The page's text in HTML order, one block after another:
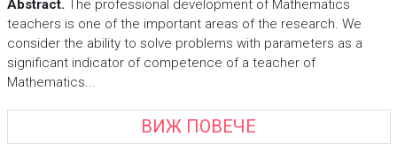
Abstract. The professional development of Mathematics
teachers is one of the important areas of the research. We
consider the ability to solve problems with parameters as a
significant indicator of competence of a teacher of
Mathematics...
ВИЖ ПОВЕЧЕ